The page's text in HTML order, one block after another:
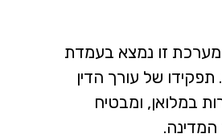
מערכת זו נמצא בעמדת
של עורך הדין
במלואן, ומבטיח
המדינה.